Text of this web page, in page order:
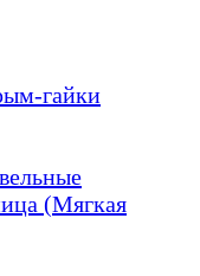
гайки
(Мягкая